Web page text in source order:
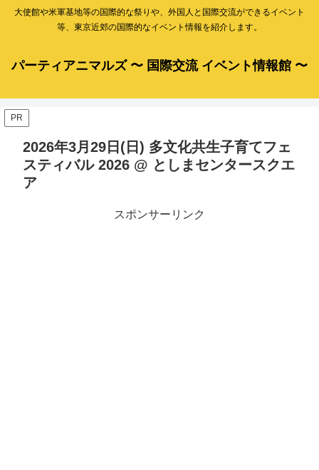
大使館や米軍基地等の国際的な祭りや、外国人と国際交流ができるイベント
等、東京近郊の国際的なイベント情報を紹介します。
パーティアニマルズ 〜 国際交流 イベント情報館 〜
PR
2026年3月29日(日) 多文化共生子育てフェ
スティバル 2026 @ としまセンタースクエ
ア
スポンサーリンク